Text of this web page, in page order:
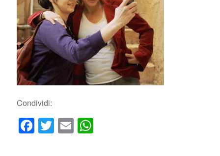
Condividi:
Facebook
Twitter
EmailWhatsApp